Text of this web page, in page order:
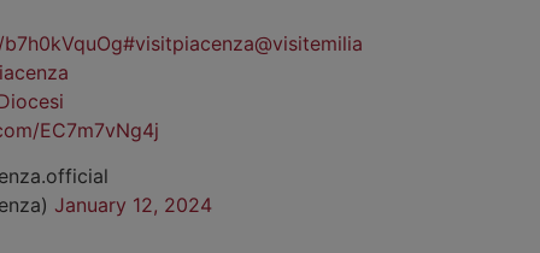
#visitpiacenza@visitemilia
EC7m7vNg4j
January 12, 2024